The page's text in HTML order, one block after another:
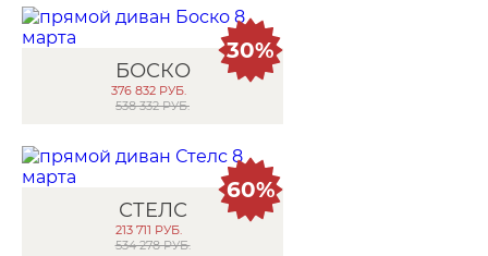
БОСКО
376 832 РУБ.
538 332 РУБ.
30%
СТЕЛС
213 711 РУБ.
534 278 РУБ.
60%